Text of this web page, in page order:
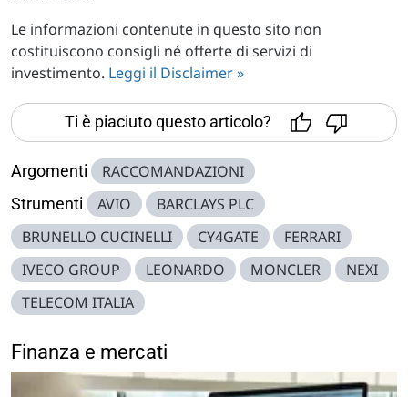
Le informazioni contenute in questo sito non
costituiscono consigli né offerte di servizi di
investimento. Leggi il Disclaimer »
Ti è piaciuto questo articolo?
Argomenti RACCOMANDAZIONI
Strumenti AVIO
BARCLAYS PLC
BRUNELLO CUCINELLI
CY4GATE
FERRARI
IVECO GROUP
LEONARDO MONCLER
NEXI
TELECOM ITALIA
Finanza e mercati